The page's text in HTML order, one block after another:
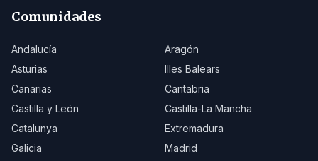
Comunidades
Andalucía
Aragón
Asturias
Illes Balears
Canarias
Cantabria
Castilla y León
Castilla-La Mancha
Catalunya
Extremadura
Galicia
Madrid